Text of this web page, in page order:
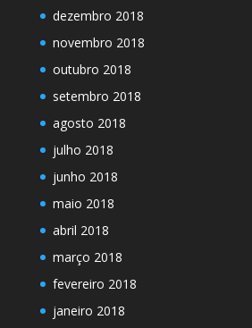
dezembro 2018
novembro 2018
outubro 2018
setembro 2018
agosto 2018
julho 2018
junho 2018
maio 2018
abril 2018
março 2018
fevereiro 2018
janeiro 2018